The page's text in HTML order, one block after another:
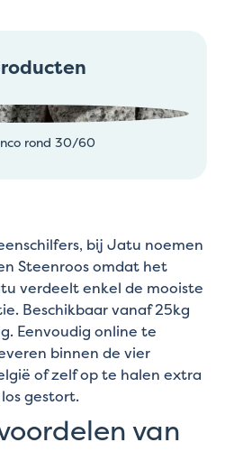
rond 30/60
bij Jatu noemen
Steenroos omdat het
verdeelt enkel de mooiste
Beschikbaar vanaf 25kg
Eenvoudig online te
binnen de vier
of zelf op te halen extra
gestort.
van